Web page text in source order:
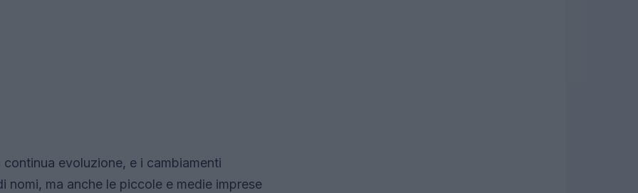
evoluzione, e i cambiamenti
ma anche le piccole e medie imprese